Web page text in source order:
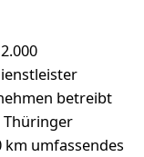
betreibt
Thüringer
km umfassendes